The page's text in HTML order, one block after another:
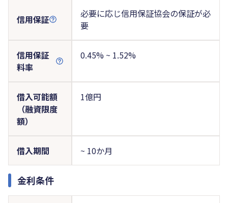
信用保証
必要に応じ信用保証協会の保証が必
要
信用保証
料率
0.45% ~ 1.52%
借入可能額
（融資限度
額）
1億円
借入期間 ~ 10か月
金利条件